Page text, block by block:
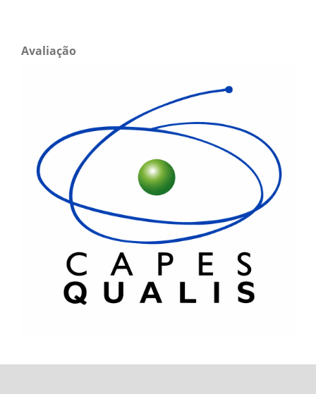
Avaliação